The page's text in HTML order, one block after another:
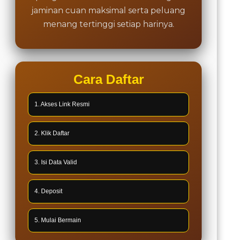
jaminan cuan maksimal serta peluang
menang tertinggi setiap harinya.
Cara Daftar
1. Akses Link Resmi
2. Klik Daftar
3. Isi Data Valid
4. Deposit
5. Mulai Bermain